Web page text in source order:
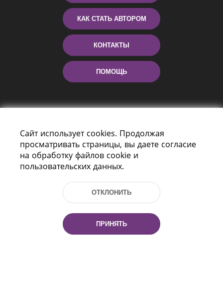
КАК СТАТЬ АВТОРОМ
КОНТАКТЫ
ПОМОЩЬ
Пр-т Независимости 116
Тел.: (+375 17) 368 37 37, Факс: (+375 17)
Эл. почта: inbox@nlb.by
Сайт использует cookies. Продолжая
просматривать страницы, вы даете согласие
на обработку файлов cookie и
пользовательских данных.
ОТКЛОНИТЬ
ПРИНЯТЬ